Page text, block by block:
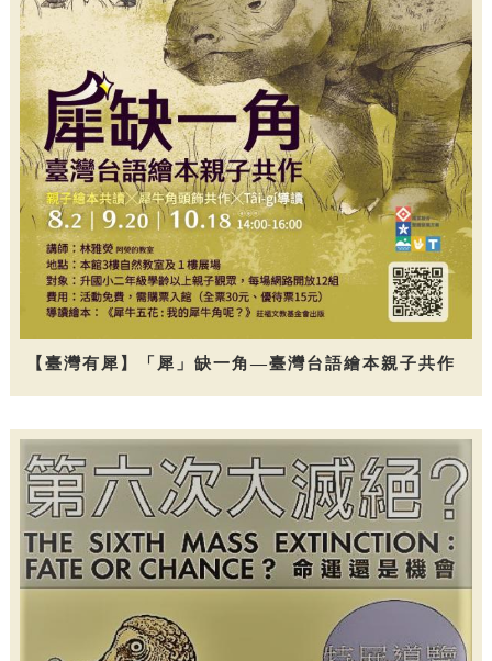
【臺灣有犀】「犀」缺一角—臺灣台語繪本親子共作